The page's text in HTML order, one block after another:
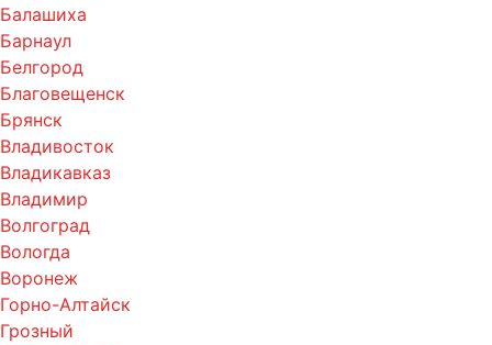
Балашиха
Барнаул
Белгород
Благовещенск
Брянск
Владивосток
Владикавказ
Владимир
Волгоград
Вологда
Воронеж
Горно-Алтайск
Грозный